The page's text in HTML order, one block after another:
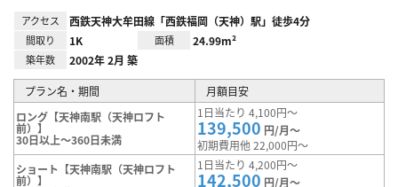
アクセス 西鉄天神大牟田線「西鉄福岡（天神）駅」徒歩4分
間取り 1K 面積 24.99m²
築年数 2002年 2月 築
プラン名・期間
月額目安
ロング【天神南駅（天神ロフト
前）】
30日以上～360日未満
1日当たり 4,100円～
139,500 円/月～
初期費用他 22,000円～
ショート【天神南駅（天神ロフト
前）】
1日当たり 4,200円～
142,500 円/月～